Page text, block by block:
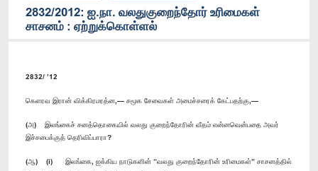
2832/2012: ஐ.நா. வலதுகுறைந்தோர் உரிமைகள்
சாசனம் : ஏற்றுக்கொள்ளல்
2832/ ’12
கெளரவ இரான் விக்கிரமரத்ன,— சமூக சேவைகள் அமைச்சரைக் கேட்பதற்கு,—
(அ) இலங்கைச் சனத்தொகையில் வலது குறைந்தோரின் வீதம் என்னவென்பதை அவர்
இச்சபைக்குத் தெரிவிப்பாரா?
(ஆ) (i) இலங்கை, ஐக்கிய நாடுகளின் “வலது குறைந்தோரின் உரிமைகள்” சாசனத்தில்